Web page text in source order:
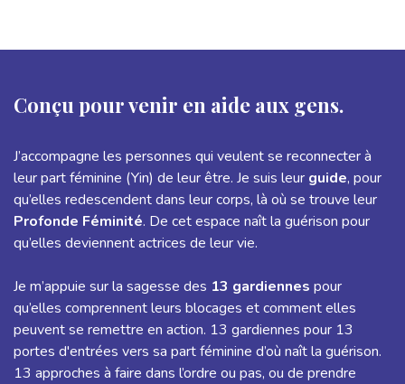
Conçu pour venir en aide aux gens.
J’accompagne les personnes qui veulent se reconnecter à
leur part féminine (Yin) de leur être. Je suis leur guide, pour
qu’elles redescendent dans leur corps, là où se trouve leur
Profonde Féminité. De cet espace naît la guérison pour
qu’elles deviennent actrices de leur vie.
Je m’appuie sur la sagesse des 13 gardiennes pour
qu’elles comprennent leurs blocages et comment elles
peuvent se remettre en action. 13 gardiennes pour 13
portes d'entrées vers sa part féminine d’où naît la guérison.
13 approches à faire dans l’ordre ou pas, ou de prendre